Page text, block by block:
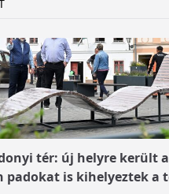
tér: új helyre került
padokat is kihelyeztek a